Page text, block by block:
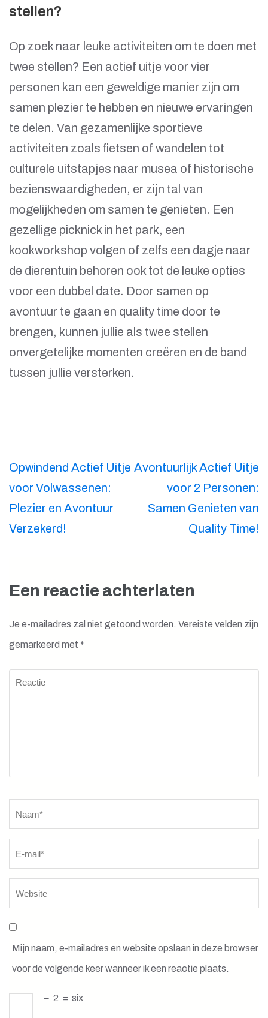
stellen?
Op zoek naar leuke activiteiten om te doen met
twee stellen? Een actief uitje voor vier
personen kan een geweldige manier zijn om
samen plezier te hebben en nieuwe ervaringen
te delen. Van gezamenlijke sportieve
activiteiten zoals fietsen of wandelen tot
culturele uitstapjes naar musea of historische
bezienswaardigheden, er zijn tal van
mogelijkheden om samen te genieten. Een
gezellige picknick in het park, een
kookworkshop volgen of zelfs een dagje naar
de dierentuin behoren ook tot de leuke opties
voor een dubbel date. Door samen op
avontuur te gaan en quality time door te
brengen, kunnen jullie als twee stellen
onvergetelijke momenten creëren en de band
tussen jullie versterken.
Berichtnavigatie
Opwindend Actief Uitje
voor Volwassenen:
Plezier en Avontuur
Verzekerd!
Avontuurlijk Actief Uitje
voor 2 Personen:
Samen Genieten van
Quality Time!
Een reactie achterlaten
Je e-mailadres zal niet getoond worden. Vereiste velden zijn
gemarkeerd met *
Reactie
Mijn naam, e-mailadres en website opslaan in deze browser
voor de volgende keer wanneer ik een reactie plaats.
− 2 = six